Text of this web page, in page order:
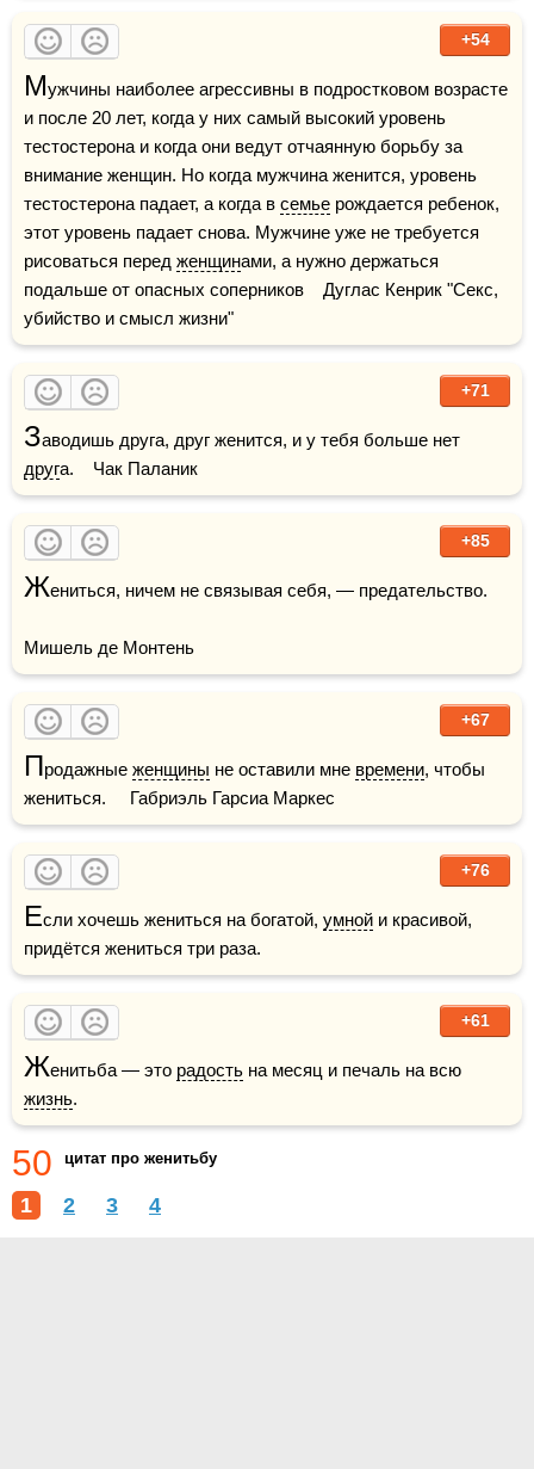
+54
Мужчины наиболее агрессивны в подростковом возрасте
и после 20 лет, когда у них самый высокий уровень
тестостерона и когда они ведут отчаянную борьбу за
внимание женщин. Но когда мужчина женится, уровень
тестостерона падает, а когда в семье рождается ребенок,
этот уровень падает снова. Мужчине уже не требуется
рисоваться перед женщинами, а нужно держаться
подальше от опасных соперников    Дуглас Кенрик "Секс,
убийство и смысл жизни"
+71
З
друга.    Чак Паланик
+85
Жениться, ничем не связывая себя, — предательство.
Мишель де Монтень
+67
Продажные женщины не оставили мне времени, чтобы
жениться.     Габриэль Гарсиа Маркес
+76
Если хочешь жениться на богатой, умной и красивой,
придётся жениться три раза.
+61
Женитьба — это радость
жизнь.
50 цитат про женитьбу
1 2 3 4